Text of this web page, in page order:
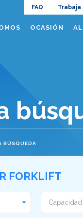
BÚSQUEDA
FORKLIFT
FAQ
OCASIÓN